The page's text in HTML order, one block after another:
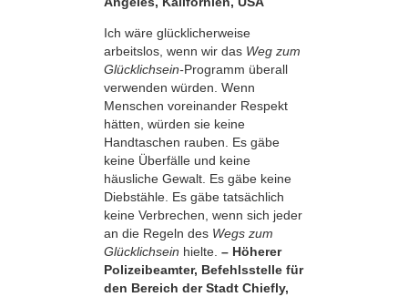
Ich wäre glücklicherweise
arbeitslos, wenn wir das Weg zum
Glücklichsein-Programm überall
verwenden würden. Wenn
Menschen voreinander Respekt
hätten, würden sie keine
Handtaschen rauben. Es gäbe
keine Überfälle und keine
häusliche Gewalt. Es gäbe keine
Diebstähle. Es gäbe tatsächlich
keine Verbrechen, wenn sich jeder
an die Regeln des Wegs zum
Glücklichsein hielte. – Höherer
Polizeibeamter, Befehlsstelle für
den Bereich der Stadt Chiefly,